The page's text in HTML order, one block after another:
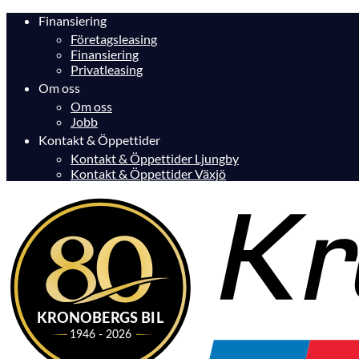
Finansiering
Företagsleasing
Finansiering
Privatleasing
Om oss
Om oss
Jobb
Kontakt & Öppettider
Kontakt & Öppettider Ljungby
Kontakt & Öppettider Växjö